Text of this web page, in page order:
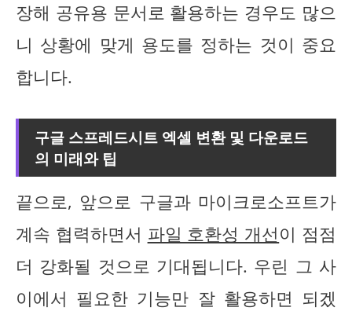
장해 공유용 문서로 활용하는 경우도 많으
니 상황에 맞게 용도를 정하는 것이 중요
합니다.
구글 스프레드시트 엑셀 변환 및 다운로드
의 미래와 팁
끝으로, 앞으로 구글과 마이크로소프트가
계속 협력하면서 파일 호환성 개선이 점점
더 강화될 것으로 기대됩니다. 우린 그 사
이에서 필요한 기능만 잘 활용하면 되겠